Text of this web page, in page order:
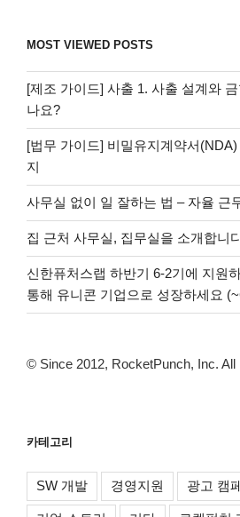
MOST VIEWED POSTS
[제조 가이드] 사출 1. 사출 설계와
나요?
[법무 가이드] 비밀유지계약서
지
사무실 없이 일 잘하는 법 – 자율 근
집 근처 사무실, 집무실을 소개합니
신한퓨처스랩 하반기 6-2기에 지원
통해 유니콘 기업으로 성장하세요
© Since 2012, RocketPunch, Inc. All
카테고리
SW 개발 경영지원 광고 캠